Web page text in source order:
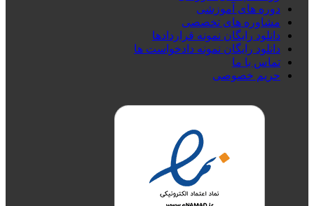
دوره های آموزشی
مشاوره های تخصصی
دانلود رایگان نمونه قراردادها
دانلود رایگان نمونه دادخواست ها
تماس با ما
حریم خصوصی